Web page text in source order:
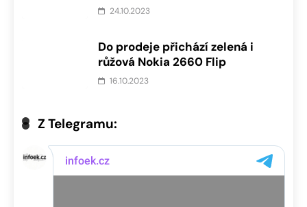
24.10.2023
Do prodeje přichází zelená i
růžová Nokia 2660 Flip
16.10.2023
Z Telegramu: